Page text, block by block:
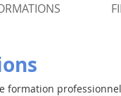
formation